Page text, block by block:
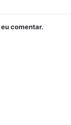
comentar.